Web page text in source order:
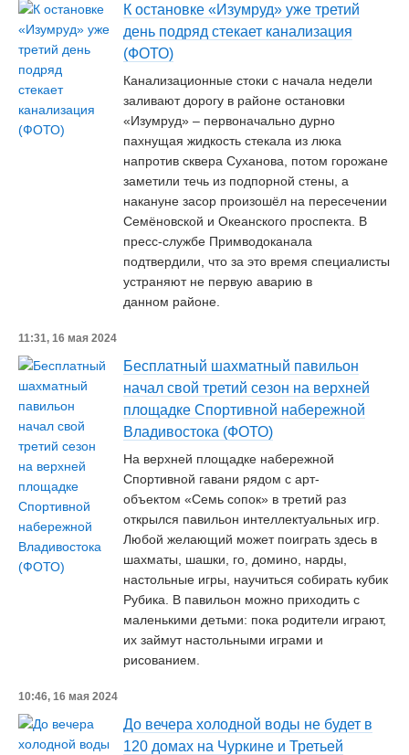
К остановке «Изумруд» уже третий
день подряд стекает канализация
(ФОТО)
Канализационные стоки с начала недели
заливают дорогу в районе остановки
«Изумруд» – первоначально дурно
пахнущая жидкость стекала из люка
напротив сквера Суханова, потом горожане
заметили течь из подпорной стены, а
накануне засор произошёл на пересечении
Семёновской и Океанского проспекта. В
пресс-службе Примводоканала
подтвердили, что за это время специалисты
устраняют не первую аварию в
данном районе.
11:31, 16 мая 2024
Бесплатный шахматный павильон
начал свой третий сезон на верхней
площадке Спортивной набережной
Владивостока (ФОТО)
На верхней площадке набережной
Спортивной гавани рядом с арт-
объектом «Семь сопок» в третий раз
открылся павильон интеллектуальных игр.
Любой желающий может поиграть здесь в
шахматы, шашки, го, домино, нарды,
настольные игры, научиться собирать кубик
Рубика. В павильон можно приходить с
маленькими детьми: пока родители играют,
их займут настольными играми и
рисованием.
10:46, 16 мая 2024
До вечера холодной воды не будет в
120 домах на Чуркине и Третьей